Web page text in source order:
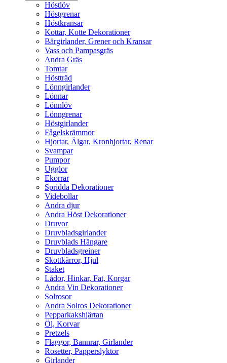
Höstlöv
Höstgrenar
Höstkransar
Kottar, Kotte Dekorationer
Bärgirlander, Grener och Kransar
Vass och Pampasgräs
Andra Gräs
Tomtar
Höstträd
Lönngirlander
Lönnar
Lönnlöv
Lönngrenar
Höstgirlander
Fågelskrämmor
Hjortar, Älgar, Kronhjortar, Renar
Svampar
Pumpor
Ugglor
Ekorrar
Spridda Dekorationer
Videbollar
Andra djur
Andra Höst Dekorationer
Druvor
Druvbladsgirlander
Druvblads Hängare
Druvbladsgreiner
Skottkärror, Hjul
Staket
Lådor, Hinkar, Fat, Korgar
Andra Vin Dekorationer
Solrosor
Andra Solros Dekorationer
Pepparkakshjärtan
Öl, Korvar
Pretzels
Flaggor, Bannrar, Girlander
Rosetter, Papperslyktor
Girlander